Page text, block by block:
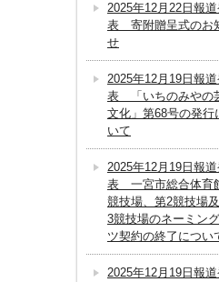
2025年12月22日報
表 寄附贈呈式のお
せ
2025年12月19日報
表 「いちのみやの
文化」第68号の発行
いて
2025年12月19日報
表 一宮市総合体育
競技場、第2競技場
3競技場のネーミン
ツ契約の終了につい
2025年12月19日報